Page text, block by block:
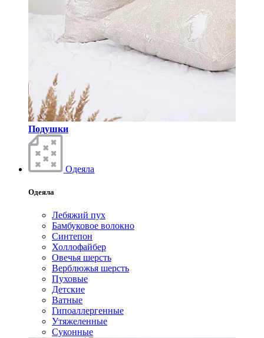
Подушки
Одеяла
Одеяла
Лебяжий пух
Бамбуковое волокно
Синтепон
Холлофайбер
Овечья шерсть
Верблюжья шерсть
Пуховые
Детские
Ватные
Гипоаллергенные
Утяжеленные
Суконные